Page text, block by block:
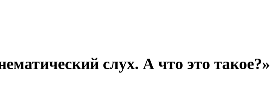
слух. А что это такое?»